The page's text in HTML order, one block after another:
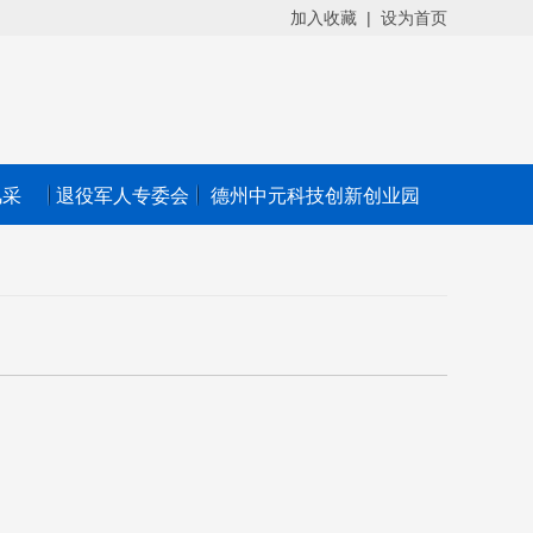
加入收藏 | 设为首页
退役军人专委会 德州中元科技创新创业园